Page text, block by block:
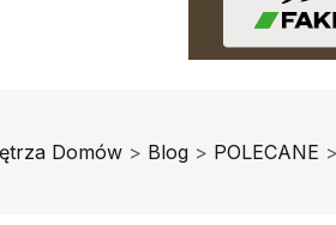
Domów > Blog > POLECANE >